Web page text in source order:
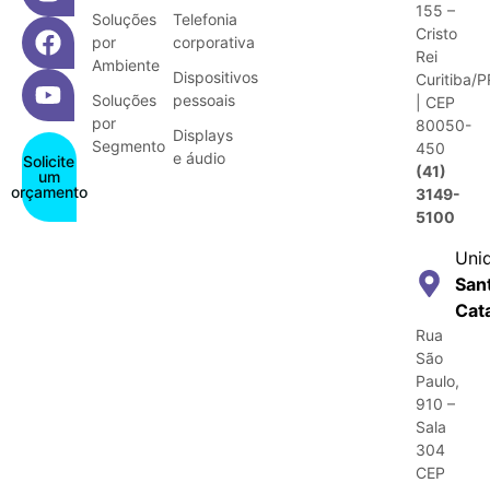
Solicite
um
orçamento
Soluções
por
Ambiente
Soluções
por
Segmento
Telefonia
corporativa
Dispositivos
pessoais
Displays
e áudio
155 –
Cristo
Rei
Curitiba/
| CEP
80050-
450
(41)
3149-
5100
Rua
São
Paulo,
910 –
Sala
304
CEP